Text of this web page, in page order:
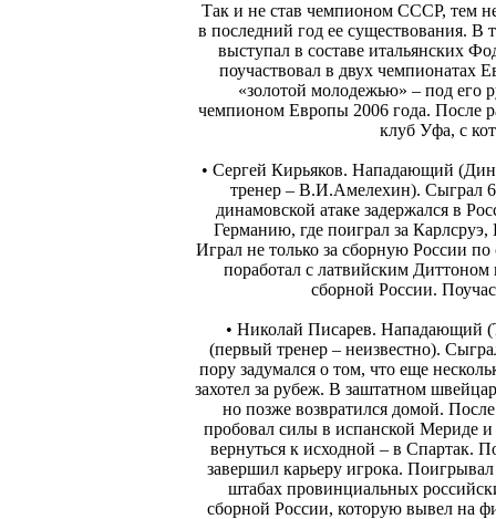
Так и не став чемпионом СССР, тем
в последний год ее существования. В
выступал в составе итальянских
поучаствовал в двух чемпионатах
«золотой молодежью» – под его
чемпионом Европы 2006 года. После
клуб Уфа, с
• Сергей Кирьяков. Нападающий
тренер – В.И.Амелехин). Сыграл
динамовской атаке задержался в
Германию, где поиграл за
Играл не только за сборную России
поработал с латвийским
сборной России.
• Николай Писарев. Нападающий
(первый тренер – неизвестно).
пору задумался о том, что еще
захотел за рубеж. В заштатном
но позже возвратился домой.
пробовал силы в испанской Мериде
вернуться к исходной – в Спартак.
завершил карьеру игрока.
штабах провинциальных
сборной России, которую вывел на